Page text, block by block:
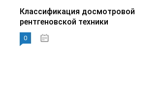
Классификация досмотровой
рентгеновской техники
0